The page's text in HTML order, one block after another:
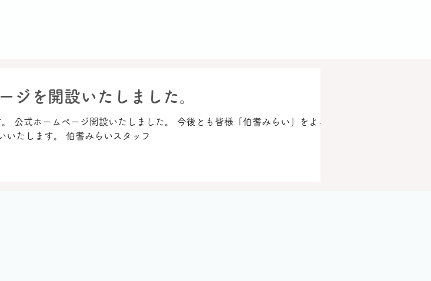
ジを開設いたしました。
公式ホームページ開設いたしました。 今後とも皆様「伯耆みらい」をよろしく
いたします。 伯耆みらいスタッフ